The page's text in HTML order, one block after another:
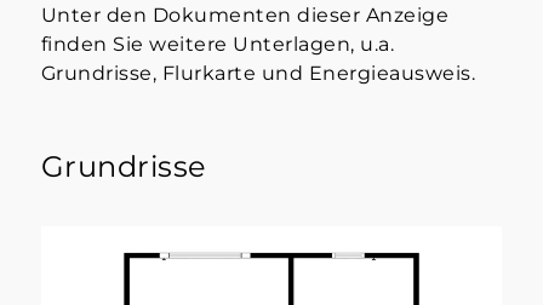
Unter den Dokumenten dieser Anzeige
finden Sie weitere Unterlagen, u.a.
Grundrisse, Flurkarte und Energieausweis.
Grundrisse